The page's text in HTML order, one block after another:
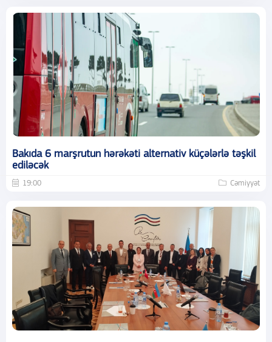
Bakıda 6 marşrutun hərəkəti alternativ küçələrlə təşkil
ediləcək
19:00 Cəmiyyət